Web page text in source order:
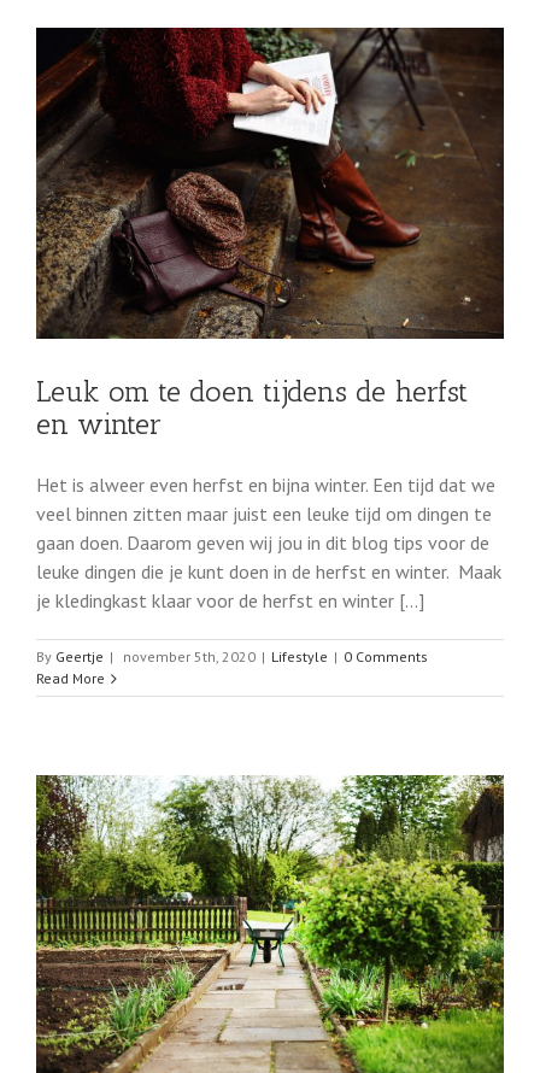
Leuk om te doen tijdens de herfst
en winter
Het is alweer even herfst en bijna winter. Een tijd dat we
veel binnen zitten maar juist een leuke tijd om dingen te
gaan doen. Daarom geven wij jou in dit blog tips voor de
leuke dingen die je kunt doen in de herfst en winter. Maak
je kledingkast klaar voor de herfst en winter [...]
By Geertje | november 5th, 2020 | Lifestyle | 0 Comments
Read More